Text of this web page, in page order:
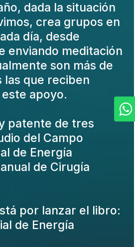
dada la situación
crea grupos en
día, desde
enviando meditación
son más de
las que reciben
apoyo.
patente de tres
del Campo
de Energía
de Cirugía
por lanzar el libro:
de Energía